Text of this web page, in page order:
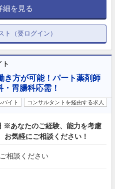
細を見る
ト（要ログイン）
ト
き方が可能！パート薬剤師
胃腸科応需！
バイト コンサルタントを経由する求人
※あなたのご経験、能力を考慮
お気軽にご相談ください！
相談ください